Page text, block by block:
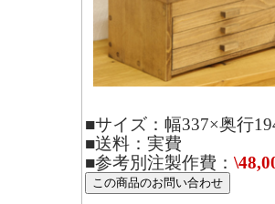
■サイズ：幅337×奥行
■送料：実費
■参考別注製作費：